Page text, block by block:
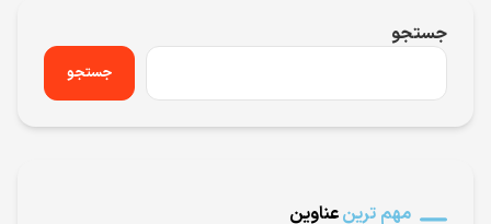
جستجو
جستجو
مهم ترینعناوین